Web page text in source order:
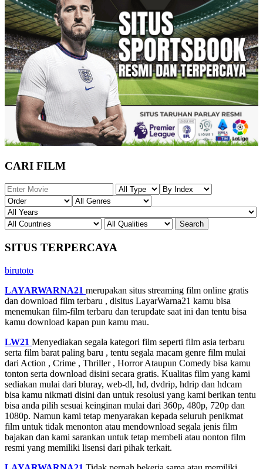
CARI FILM
SITUS TERPERCAYA
birutoto
LAYARWARNA21 merupakan situs streaming film online gratis
dan download film terbaru , disitus LayarWarna21 kamu bisa
menemukan film-film terbaru dan terupdate saat ini dan tentu bisa
kamu download kapan pun kamu mau.
LW21 Menyediakan segala kategori film seperti film asia terbaru
serta film barat paling baru , tentu segala macam genre film mulai
dari Action , Crime , Thriller , Horror Ataupun Comedy bisa kamu
tonton serta download disini secara gratis. Kualitas film yang kami
sediakan mulai dari bluray, web-dl, hd, dvdrip, hdrip dan hdcam
bisa kamu nikmati disini dan untuk resolusi yang kami berikan tentu
bisa anda pilih sesuai keinginan mulai dari 360p, 480p, 720p dan
1080p. Namun kami tetap menyarakan kepada seluruh penikmat
film untuk tidak menonton atau mendownload segala jenis film
bajakan dan kami sarankan untuk tetap membeli atau nonton film
resmi yang memiliki lisensi dari pihak terkait.